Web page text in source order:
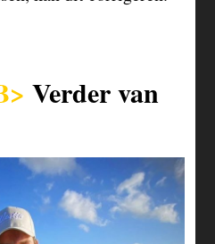
Verder van